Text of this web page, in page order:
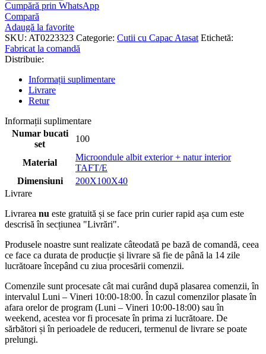
Cumpără prin WhatsApp
Compară
Adaugă la favorite
SKU: AT0223323 Categorie: Cutii cu Capac Atasat Etichetă:
Fabricat la comandă
Distribuie:
Informații suplimentare
Livrare
Retur
Informații suplimentare
Numar bucati
set
100
Material
Microondule albit exterior + natur interior
TAFT/E
Dimensiuni
200X100X40
Livrare
Livrarea nu este gratuită și se face prin curier rapid așa cum este
descrisă în secțiunea "Livrări".
Produsele noastre sunt realizate câteodată pe bază de comandă, ceea
ce face ca durata de producție și livrare să fie de până la 14 zile
lucrătoare începând cu ziua procesării comenzii.
Comenzile sunt procesate cât mai curând după plasarea comenzii, în
intervalul Luni – Vineri 10:00-18:00. În cazul comenzilor plasate în
afara orelor de program (Luni – Vineri 10:00-18:00) sau în
weekend, acestea vor fi procesate în prima zi lucrătoare. De
sărbători și în perioadele de reduceri, termenul de livrare se poate
prelungi.